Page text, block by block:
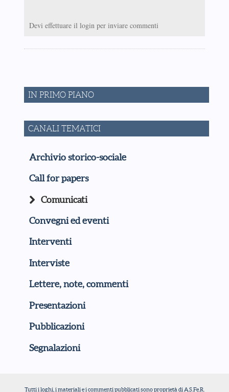
Devi effettuare il login per inviare commenti
IN PRIMO PIANO
CANALI TEMATICI
Archivio storico-sociale
Call for papers
Comunicati
Convegni ed eventi
Interventi
Interviste
Lettere, note, commenti
Presentazioni
Pubblicazioni
Segnalazioni
Tutti i loghi, i materiali e i commenti pubblicati sono proprietà di A.S.Fe.R.